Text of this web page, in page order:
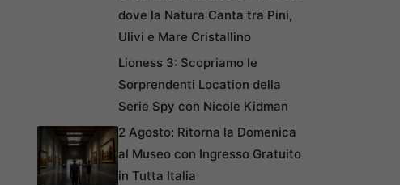
dove la Natura Canta tra Pini,
Ulivi e Mare Cristallino
Lioness 3: Scopriamo le
Sorprendenti Location della
Serie Spy con Nicole Kidman
2 Agosto: Ritorna la Domenica
al Museo con Ingresso Gratuito
in Tutta Italia